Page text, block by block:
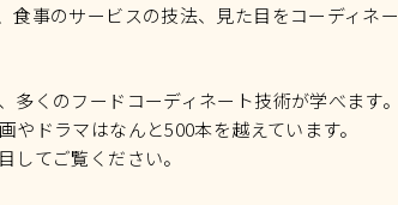
事のサービスの技法、見た目をコーディネー
くのフードコーディネート技術が学べます。
ドラマはなんと500本を越えています。
てご覧ください。